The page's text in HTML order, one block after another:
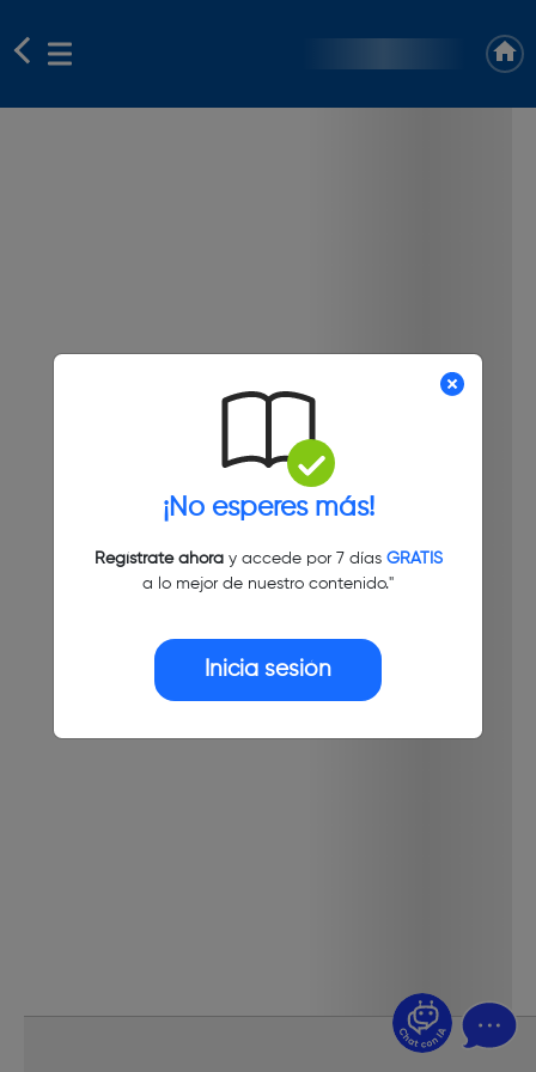
¡No esperes más!
Regístrate ahoray accede por 7 días GRATIS
a lo mejor de nuestro contenido."
Inicia sesión